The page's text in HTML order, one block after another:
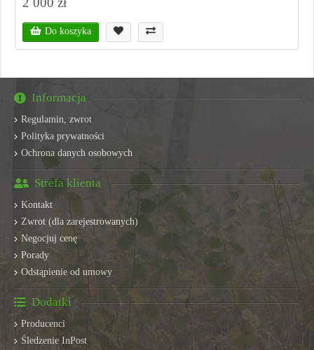
Do koszyka
Informacja
Regulamin, zwrot
Polityka prywatności
Ochrona danych osobowych
Strefa klienta
Kontakt
Zwrot (dla zarejestrowanych)
Negocjuj cenę
Porady
Odstąpienie od umowy
Dodatki
Producenci
Śledzenie InPost